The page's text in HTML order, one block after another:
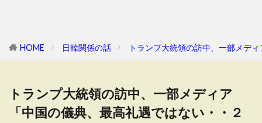
HOME 日韓関係の話 トランプ大統領の訪中、一部メデ
トランプ大統領の訪中、一部メディア
「中国の儀典、最高礼遇ではない・・２